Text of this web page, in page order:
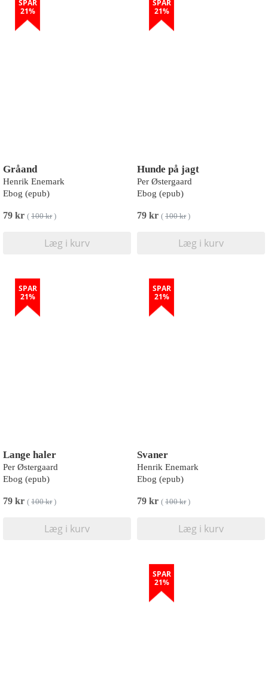
SPAR
21%
Gråand
Henrik Enemark
Ebog (epub)
79 kr ( 100 kr)
Læg i kurv
SPAR
21%
Hunde på jagt
Per Østergaard
Ebog (epub)
79 kr ( 100 kr)
Læg i kurv
SPAR
21%
Lange haler
Per Østergaard
Ebog (epub)
79 kr ( 100 kr)
Læg i kurv
SPAR
21%
Svaner
Henrik Enemark
Ebog (epub)
79 kr ( 100 kr)
Læg i kurv
SPAR
21%